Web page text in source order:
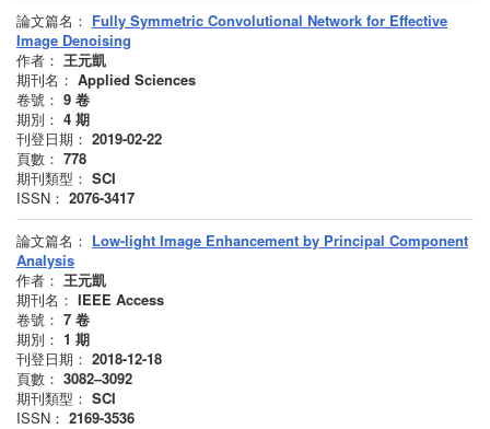
論文篇名： Fully Symmetric Convolutional Network for Effective
Image Denoising
作者： 王元凱
期刊名： Applied Sciences
卷號： 9 卷
期別： 4 期
刊登日期： 2019-02-22
頁數： 778
期刊類型： SCI
ISSN： 2076-3417
論文篇名： Low-light Image Enhancement by Principal Component
Analysis
作者： 王元凱
期刊名： IEEE Access
卷號： 7 卷
期別： 1 期
刊登日期： 2018-12-18
頁數： 3082–3092
期刊類型： SCI
ISSN： 2169-3536